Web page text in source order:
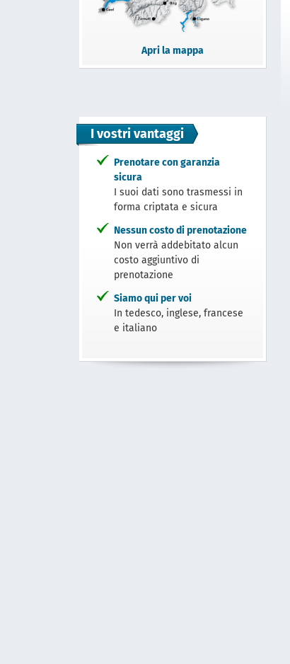
Apri la mappa
I vostri vantaggi
Prenotare con garanzia
sicura
I suoi dati sono trasmessi in
forma criptata e sicura
Nessun costo di prenotazione
Non verrà addebitato alcun
costo aggiuntivo di
prenotazione
Siamo qui per voi
In tedesco, inglese, francese
e italiano